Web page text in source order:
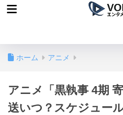
ホーム アニメ
アニメ「黒執事 4期
送いつ？スケジュー